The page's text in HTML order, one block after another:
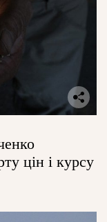
цін і курсу